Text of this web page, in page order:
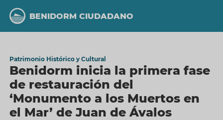
contenido
principal
BENIDORM CIUDADANO
Patrimonio Histórico y Cultural
Benidorm inicia la primera fase
de restauración del
‘Monumento a los Muertos en
el Mar’ de Juan de Ávalos